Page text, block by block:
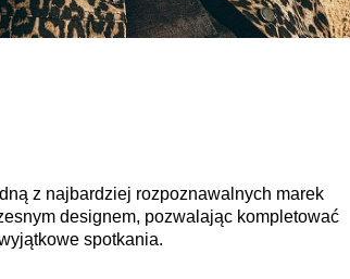
z najbardziej rozpoznawalnych marek
designem, pozwalając kompletować
spotkania.